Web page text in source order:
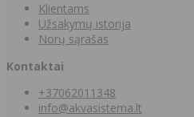
Klientams
Užsakymų istorija
Norų sąrašas
Kontaktai
+37062011348
info@akvasistema.lt